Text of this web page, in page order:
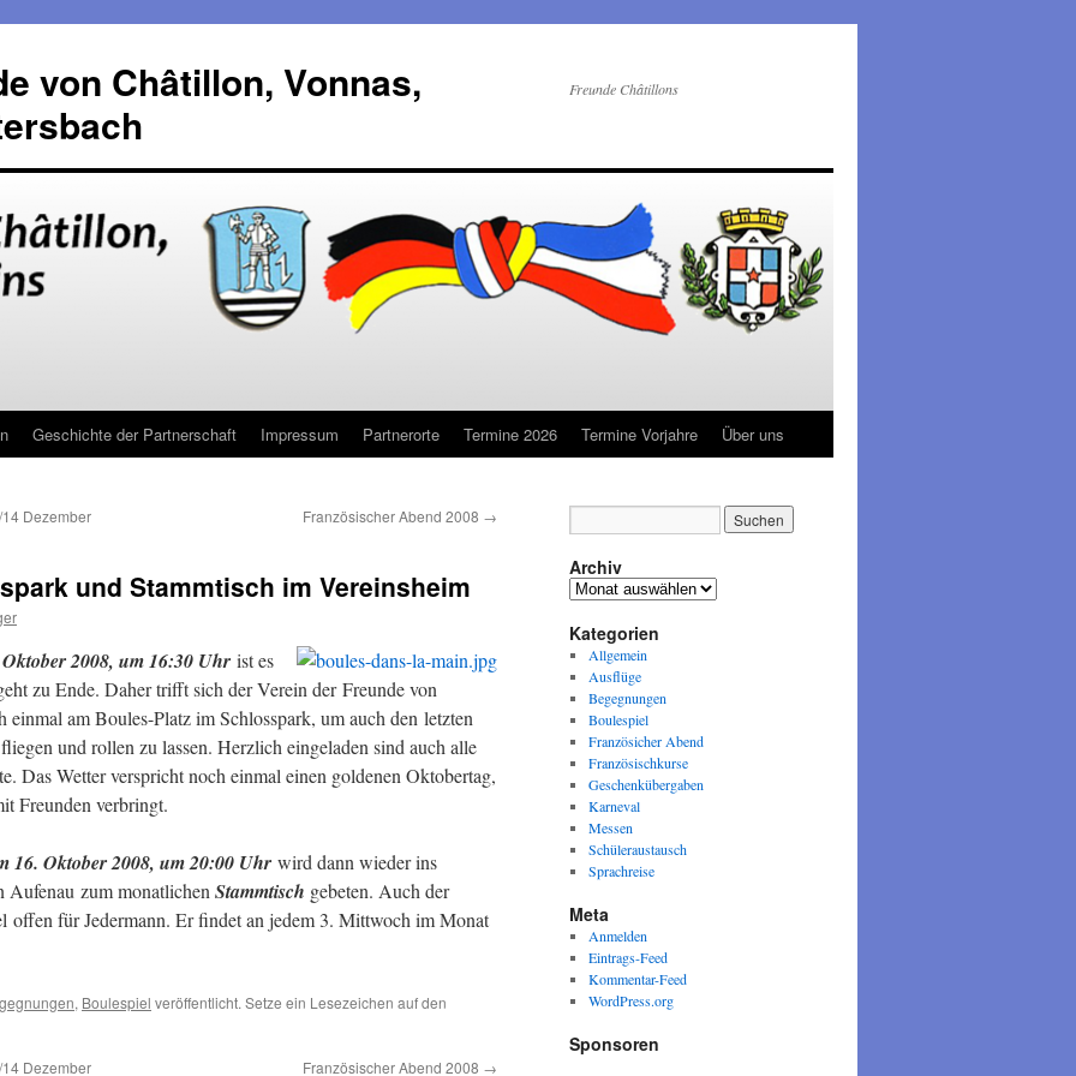
von Châtillon, Vonnas,
Freunde Châtillons
Geschichte der Partnerschaft Impressum Partnerorte Termine 2026 Termine Vorjahre Über uns
Dezember
Französischer Abend 2008 →
und Stammtisch im Vereinsheim
2008, um 16:30 Uhr ist es
zu Ende. Daher trifft sich der Verein der Freunde von
am Boules-Platz im Schlosspark, um auch den letzten
und rollen zu lassen. Herzlich eingeladen sind auch alle
Das Wetter verspricht noch einmal einen goldenen Oktobertag,
Freunden verbringt.
16. Oktober 2008, um 20:00 Uhr wird dann wieder ins
Aufenau zum monatlichen Stammtisch gebeten. Auch der
offen für Jedermann. Er findet an jedem 3. Mittwoch im Monat
, Boulespiel veröffentlicht. Setze ein Lesezeichen auf den
Dezember Französischer Abend 2008 →
Archiv
Archiv
Kategorien
Allgemein
Ausflüge
Begegnungen
Boulespiel
Französicher Abend
Französischkurse
Geschenkübergaben
Karneval
Messen
Schüleraustausch
Sprachreise
Meta
Anmelden
Eintrags-Feed
Kommentar-Feed
WordPress.org
Sponsoren